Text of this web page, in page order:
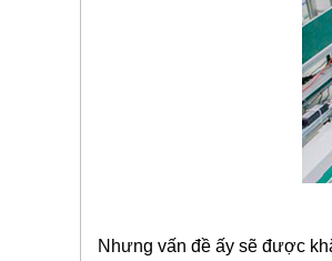
Nhưng vấn đề ấy sẽ được